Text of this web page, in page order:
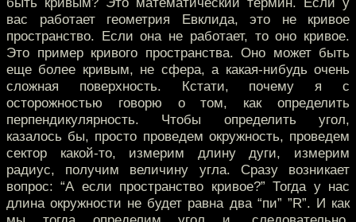
вас работает геометрия Евклида, это не кривое
пространство. Если она не работает, то оно кривое.
Это пример кривого пространства. Оно может быть
еще более кривым, не сфера, а какая-нибудь очень
сложная поверхность. Кстати, почему я с
осторожностью говорю о том, как определить
перпендикулярность. Чтобы определить угол,
казалось бы, просто проведем окружность, проведем
сектор какой-то, измерим длину дуги, измерим
радиус, получим величину угла. Сразу возникает
вопрос: “А если пространство кривое?” Тогда у нас
длина окружности не будет равна два “пи” ”R”. И как